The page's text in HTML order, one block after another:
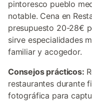
pintoresco pueblo
notable. Cena en
presupuesto 20-28€
sirve especialidades
familiar y acogedor.
Consejos prácticos:
restaurantes durante
fotográfica para